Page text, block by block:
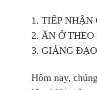
1. TIẾP
2. ĂN Ở
3. GIẢNG ĐẠO
Hôm nay,